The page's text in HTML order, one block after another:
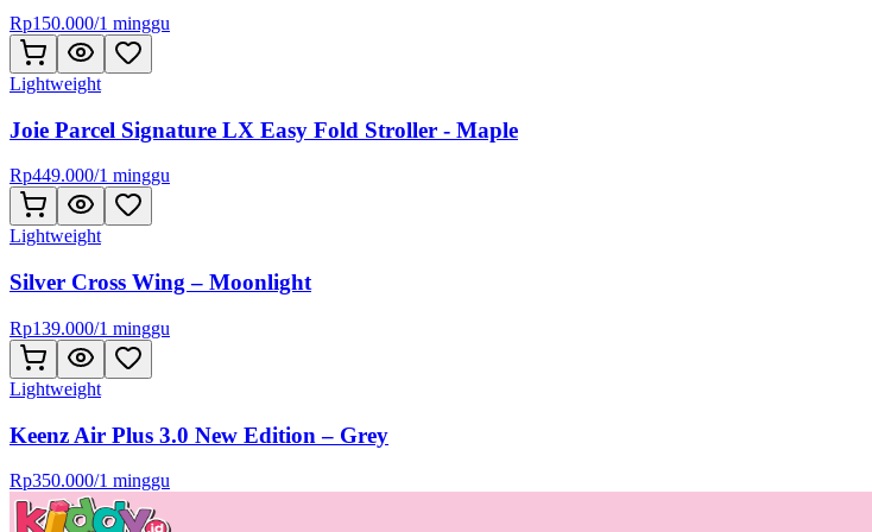
Rp150.000/1 minggu
Lightweight
Joie Parcel Signature LX Easy Fold Stroller - Maple
Rp449.000/1 minggu
Lightweight
Silver Cross Wing – Moonlight
Rp139.000/1 minggu
Lightweight
Keenz Air Plus 3.0 New Edition – Grey
Rp350.000/1 minggu